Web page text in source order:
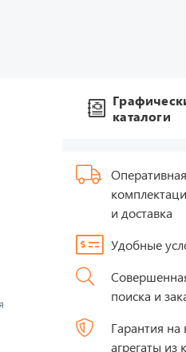
каталоги
Оперативная
и доставка
Удобные
поиска и
Гарантия на
агрегаты из